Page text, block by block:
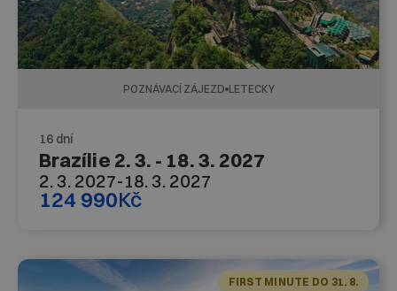
POZNÁVACÍ ZÁJEZD LETECKY
16 dní
Brazílie 2. 3. - 18. 3. 2027
2. 3. 2027-18. 3. 2027
124 990Kč
FIRST MINUTE DO 31. 8.